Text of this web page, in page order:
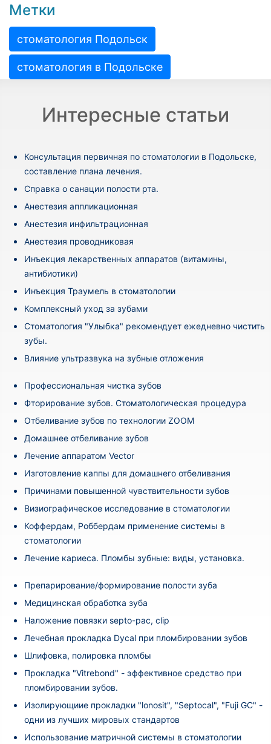
Метки
стоматология Подольск
стоматология в Подольске
Интересные статьи
Консультация первичная по стоматологии в Подольске,
составление плана лечения.
Cправка о санации полости рта.
Анестезия аппликационная
Анестезия инфильтрационная
Анестезия проводниковая
Инъекция лекарственных аппаратов (витамины,
антибиотики)
Инъекция Траумель в стоматологии
Комплексный уход за зубами
Стоматология "Улыбка" рекомендует ежедневно чистить
зубы.
Влияние ультразвука на зубные отложения
Профессиональная чистка зубов
Фторирование зубов. Стоматологическая процедура
Отбеливание зубов по технологии ZOOM
Домашнее отбеливание зубов
Лечение аппаратом Vector
Изготовление каппы для домашнего отбеливания
Причинами повышенной чувствительности зубов
Визиографическое исследование в стоматологии
Коффердам, Роббердам применение системы в
стоматологии
Лечение кариеса. Пломбы зубные: виды, установка.
Препарирование/формирование полости зуба
Медицинская обработка зуба
Наложение повязки septo-pac, clip
Лечебная прокладка Dycal при пломбировании зубов
Шлифовка, полировка пломбы
Прокладка "Vitrebond" - эффективное средство при
пломбировании зубов.
Изолирующиие прокладки "lonosit", "Septocal", "Fuji GC" -
одни из лучших мировых стандартов
Использование матричной системы в стоматологии